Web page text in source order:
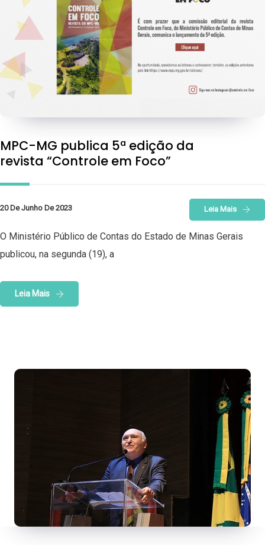
MPC-MG publica 5ª edição da
revista “Controle em Foco”
20 De Junho De 2023 Leia Mais
O Ministério Público de Contas do Estado de Minas Gerais
publicou, na segunda (19), a
Leia Mais